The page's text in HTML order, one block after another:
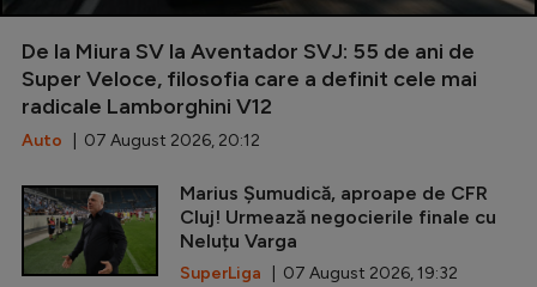
De la Miura SV la Aventador SVJ: 55 de ani de
Super Veloce, filosofia care a definit cele mai
radicale Lamborghini V12
Auto | 07 August 2026, 20:12
Marius Șumudică, aproape de CFR
Cluj! Urmează negocierile finale cu
Neluțu Varga
SuperLiga | 07 August 2026, 19:32